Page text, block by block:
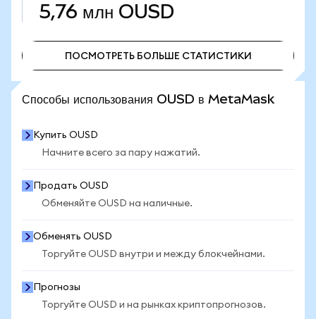
5,76 млн OUSD
ПОСМОТРЕТЬ БОЛЬШЕ СТАТИСТИКИ
Способы использования OUSD в MetaMask
Купить OUSD
Начните всего за пару нажатий.
Продать OUSD
Обменяйте OUSD на наличные.
Обменять OUSD
Торгуйте OUSD внутри и между блокчейнами.
Прогнозы
Торгуйте OUSD и на рынках криптопрогнозов.